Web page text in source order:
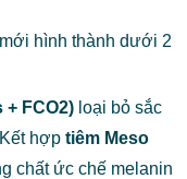
hình thành dưới 2
+ FCO2) loại bỏ sắc
hợp tiêm Meso
chất ức chế melanin